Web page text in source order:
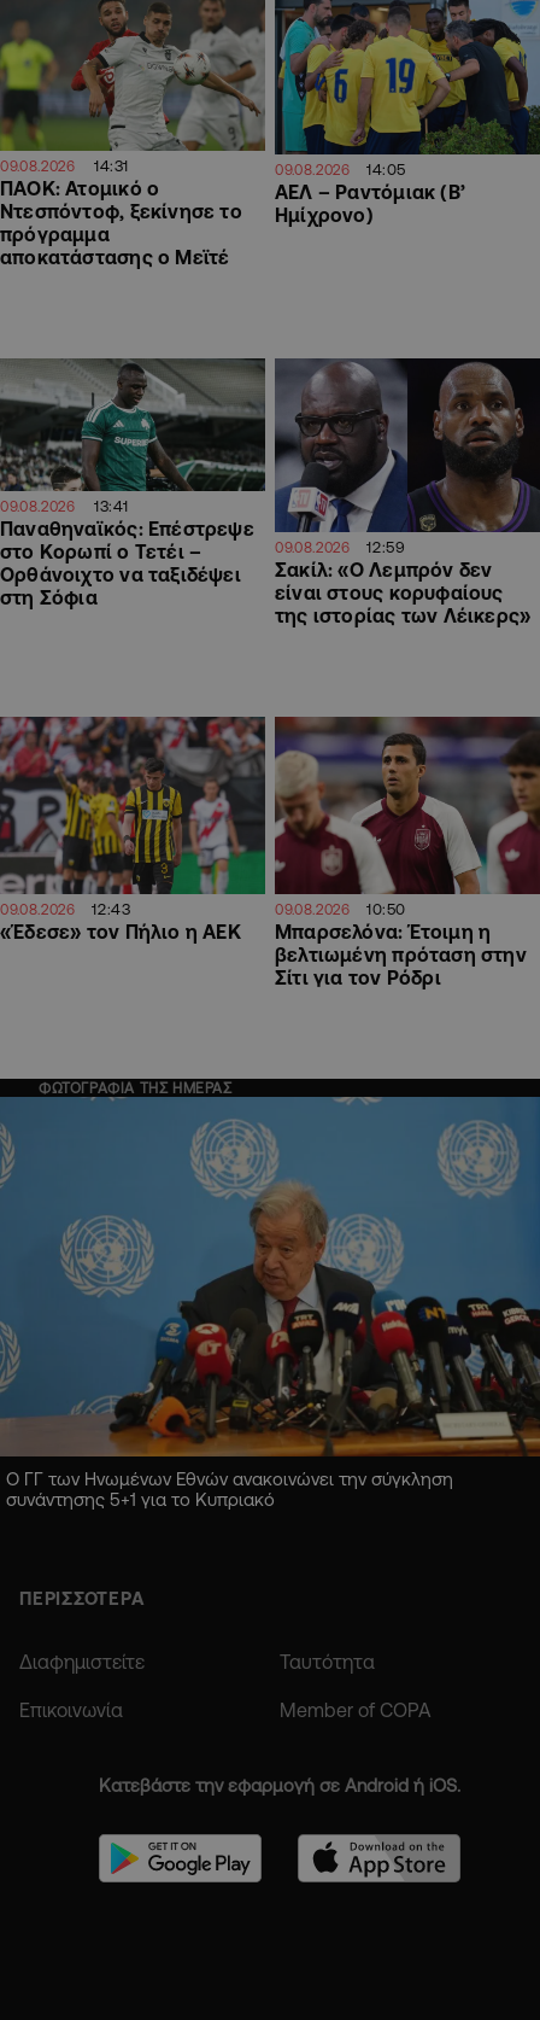
09.08.2026 14:31
ΠΑΟΚ: Ατομικό ο
Ντεσπόντοφ, ξεκίνησε το
πρόγραμμα
αποκατάστασης ο Μεϊτέ
09.08.2026 14:05
ΑΕΛ – Ραντόμιακ (Β’
Ημίχρονο)
09.08.2026 13:41
Παναθηναϊκός: Επέστρεψε
στο Κορωπί ο Τετέι –
Ορθάνοιχτο να ταξιδέψει
στη Σόφια
09.08.2026 12:59
Σακίλ: «Ο Λεμπρόν δεν
είναι στους κορυφαίους
της ιστορίας των Λέικερς»
09.08.2026 12:43
«Έδεσε» τον Πήλιο η ΑΕΚ
09.08.2026 10:50
Μπαρσελόνα: Έτοιμη η
βελτιωμένη πρόταση στην
Σίτι για τον Ρόδρι
ΦΩΤΟΓΡΑΦΙΑ ΤΗΣ ΗΜΕΡΑΣ
Ο ΓΓ των Ηνωμένων Εθνών ανακοινώνει την σύγκληση
συνάντησης 5+1 για το Κυπριακό
ΠΕΡΙΣΣΟΤΕΡΑ
Διαφημιστείτε Ταυτότητα
Επικοινωνία Member of COPA
Κατεβάστε την εφαρμογή σε Android ή iOS.